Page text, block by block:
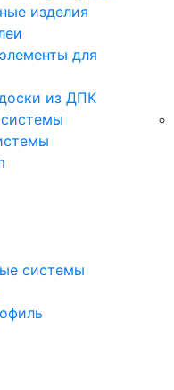
изделия
для
из ДПК
системы